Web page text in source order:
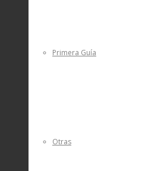
Primera Guía
Otras